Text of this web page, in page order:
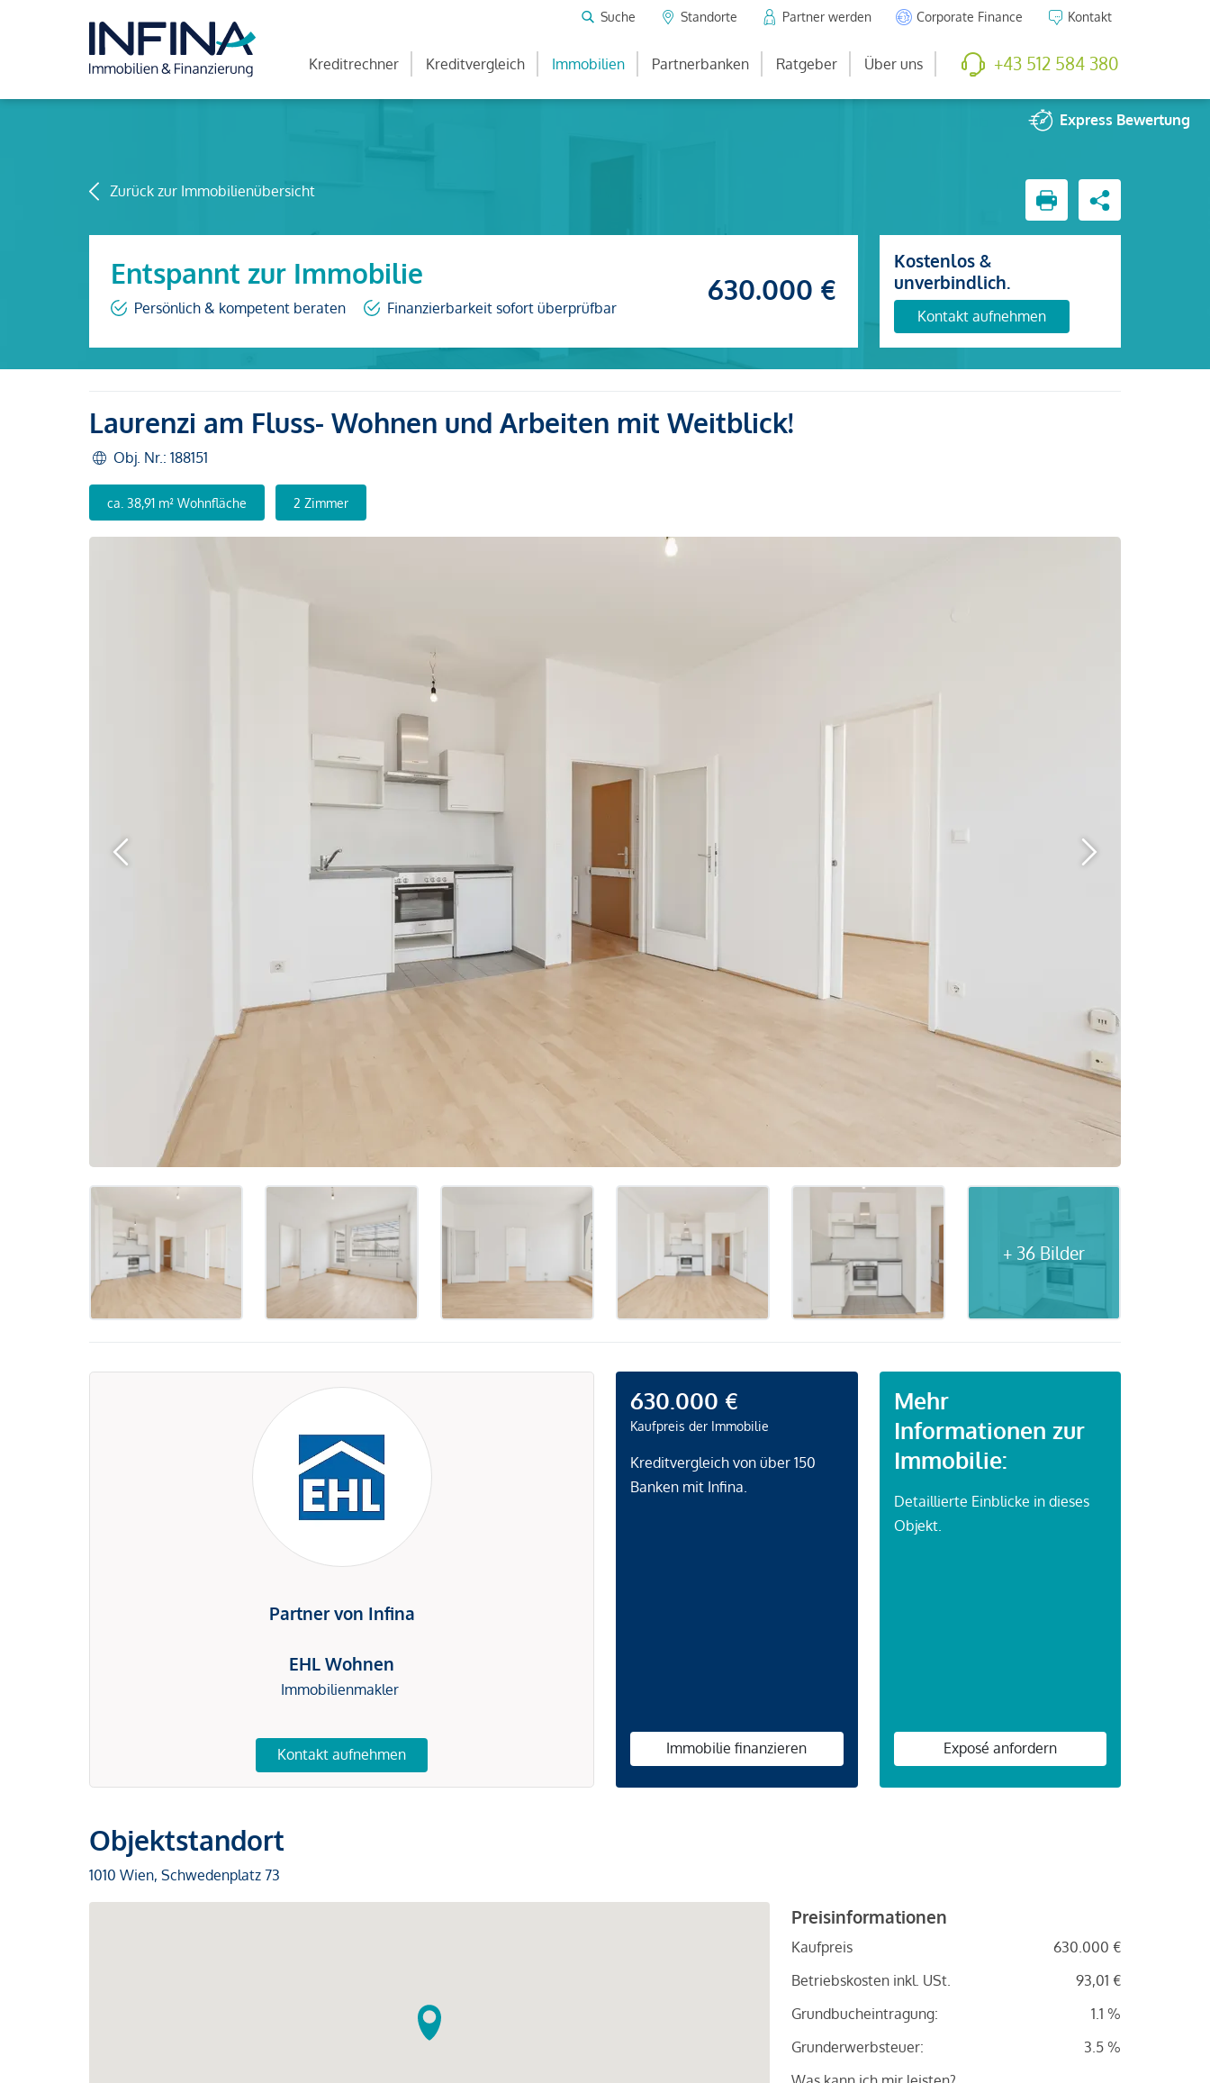
Suche Standorte Partner werden Corporate Finance Kontakt
Kreditrechner Kreditvergleich Immobilien Partnerbanken Ratgeber Über uns +43 512 584 380
Express Bewertung
Zurück zur Immobilienübersicht
Entspannt zur Immobilie
Persönlich & kompetent beraten Finanzierbarkeit sofort überprüfbar
630.000 €
Kostenlos &
unverbindlich.
Kontakt aufnehmen
+ 36 Bilder
Laurenzi am Fluss- Wohnen und Arbeiten mit Weitblick!
Obj. Nr.: 188151
ca. 38,91 m² Wohnfläche 2 Zimmer
Partner von Infina
EHL Wohnen
Immobilienmakler
Kontakt aufnehmen
630.000 €
Kaufpreis der Immobilie
Kreditvergleich von über 150
Banken mit Infina.
Immobilie finanzieren
Mehr
Informationen zur
Immobilie:
Detaillierte Einblicke in dieses
Objekt.
Exposé anfordern
Objektstandort
1010 Wien, Schwedenplatz 73
Preisinformationen
Kaufpreis
630.000 €
Betriebskosten inkl. USt.
93,01 €
Grundbucheintragung:
1.1 %
Grunderwerbsteuer:
3.5 %